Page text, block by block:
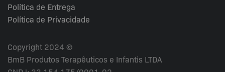
Política de Entrega
Política de Privacidade
Copyright 2024 ©
BmB Produtos Terapêuticos e Infantis LTDA